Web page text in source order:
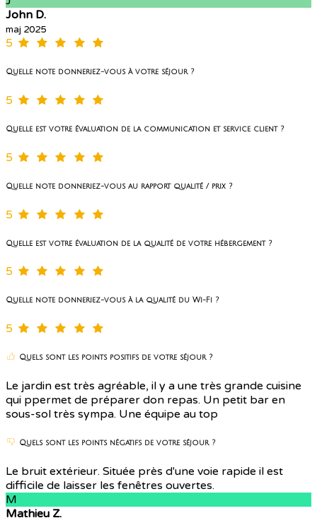
John D.
maj 2025
5
Quelle note donneriez-vous à votre séjour ?
5
Quelle est votre évaluation de la communication et service client ?
5
Quelle note donneriez-vous au rapport qualité / prix ?
5
Quelle est votre évaluation de la qualité de votre hébergement ?
5
Quelle note donneriez-vous à la qualité du Wi-Fi ?
5
Quels sont les points positifs de votre séjour ?
Le jardin est très agréable, il y a une très grande cuisine
qui ppermet de préparer don repas. Un petit bar en
sous-sol très sympa. Une équipe au top
Quels sont les points négatifs de votre séjour ?
Le bruit extérieur. Située près d'une voie rapide il est
difficile de laisser les fenêtres ouvertes.
M
Mathieu Z.